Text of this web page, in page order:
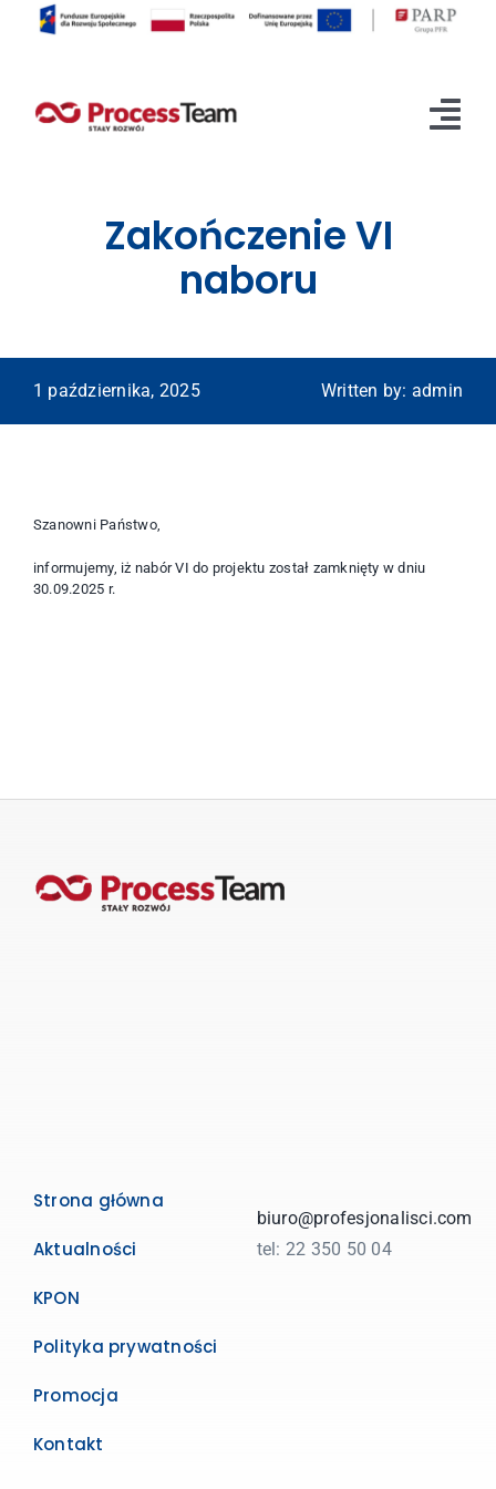
Przejdź
Kontakt
Zakończenie VI
naboru
1 października, 2025 Written by: admin
Szanowni Państwo,
informujemy, iż nabór VI do projektu został zamknięty w dniu
30.09.2025 r.
Strona główna
Aktualności
KPON
Polityka prywatności
Promocja
Kontakt
biuro@profesjonalisci.com
tel: 22 350 50 04